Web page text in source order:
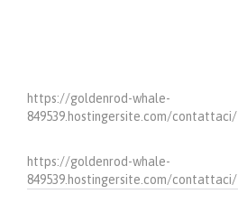
https://goldenrod-whale-
849539.hostingersite.com/contattaci/
https://goldenrod-whale-
849539.hostingersite.com/contattaci/